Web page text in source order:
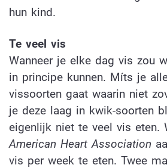
hun kind.
Te veel vis
Wanneer je elke dag vis zou
in principe kunnen. Míts je
vissoorten gaat waarin niet
je deze laag in kwik-soorten
eigenlijk niet te veel vis eten.
American Heart Association
vis per week te eten. Twee